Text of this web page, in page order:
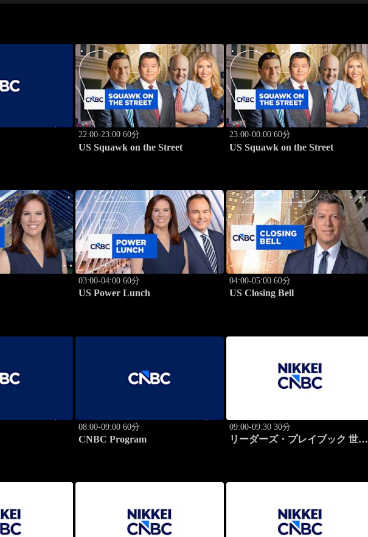
22:00-23:00 60分
US Squawk on the Street
23:00-00:00 60分
US Squawk on the Street
03:00-04:00 60分
US Power Lunch
04:00-05:00 60分
US Closing Bell
08:00-09:00 60分
CNBC Program
09:00-09:30 30分
リーダーズ・プレイブック 世界